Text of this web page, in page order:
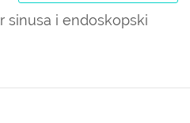
sinusa i endoskopski